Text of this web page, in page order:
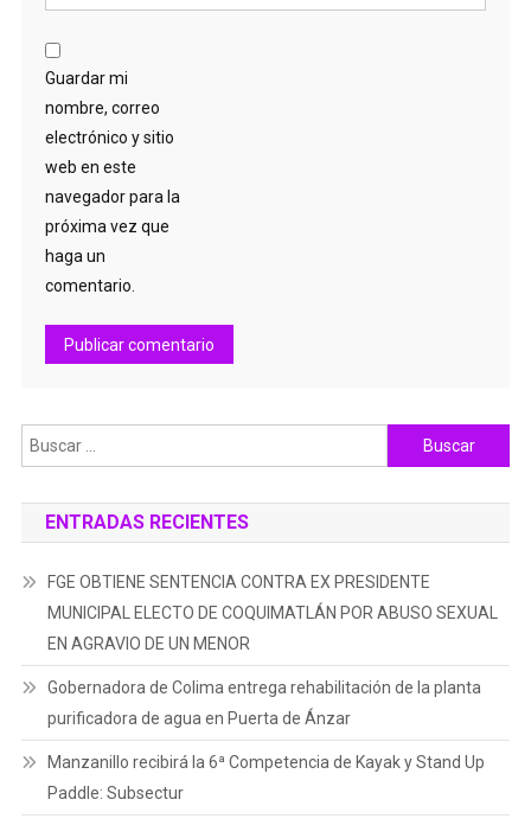
Guardar mi
nombre, correo
electrónico y sitio
web en este
navegador para la
próxima vez que
haga un
comentario.
Buscar:
ENTRADAS RECIENTES
FGE OBTIENE SENTENCIA CONTRA EX PRESIDENTE
MUNICIPAL ELECTO DE COQUIMATLÁN POR ABUSO SEXUAL
EN AGRAVIO DE UN MENOR
Gobernadora de Colima entrega rehabilitación de la planta
purificadora de agua en Puerta de Ánzar
Manzanillo recibirá la 6ª Competencia de Kayak y Stand Up
Paddle: Subsectur